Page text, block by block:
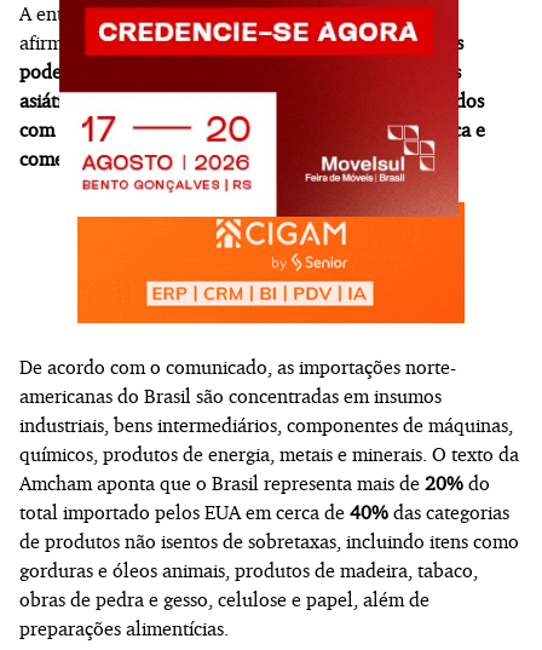
A entidade, que representa cerca de3.500empresas,
afirmou ainda, por meio de nota, quetaxas adicionais
podem "desviar o comércio em favor de concorrentes
asiáticos, ampliar o déficit comercial dos Estados Unidos
com esses países e enfraquecer a influência econômica e
comercial norte-americana no Brasil".
De acordo com o comunicado, as importações norte-
americanas do Brasil são concentradas em insumos
industriais, bens intermediários, componentes de máquinas,
químicos, produtos de energia, metais e minerais. O texto da
Amcham aponta que o Brasil representa mais de 20% do
total importado pelos EUA em cerca de 40% das categorias
de produtos não isentos de sobretaxas, incluindo itens como
gorduras e óleos animais, produtos de madeira, tabaco,
obras de pedra e gesso, celulose e papel, além de
preparações alimentícias.